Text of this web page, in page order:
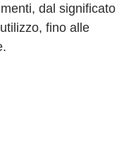
dal significato
fino alle